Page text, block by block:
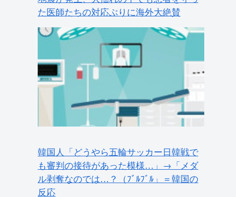
た医師たちの対応ぶりに海外大絶賛
韓国人「どうやら五輪サッカー日韓戦で
も審判の接待があった模様…」→「メダ
ル剥奪なのでは…？（ﾌﾞﾙﾌﾞﾙ」＝韓国の
反応